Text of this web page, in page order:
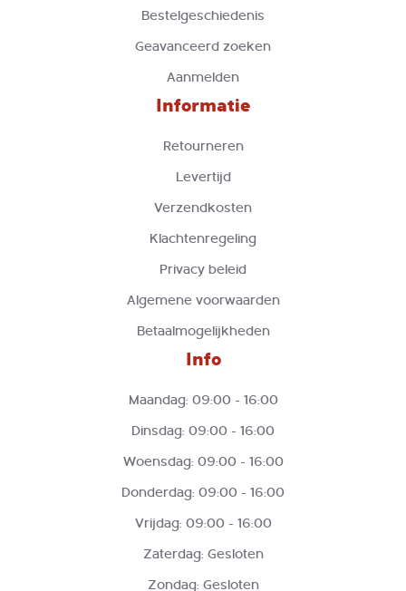
Bestelgeschiedenis
Geavanceerd zoeken
Aanmelden
Informatie
Retourneren
Levertijd
Verzendkosten
Klachtenregeling
Privacy beleid
Algemene voorwaarden
Betaalmogelijkheden
Info
Maandag: 09:00 - 16:00
Dinsdag: 09:00 - 16:00
Woensdag: 09:00 - 16:00
Donderdag: 09:00 - 16:00
Vrijdag: 09:00 - 16:00
Zaterdag: Gesloten
Zondag: Gesloten